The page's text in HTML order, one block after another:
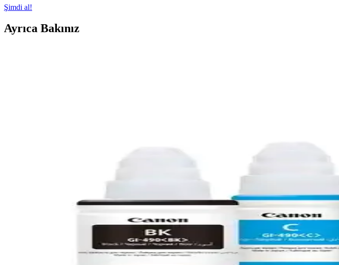
Şimdi al!
Ayrıca Bakınız
Canon 1240C002CRG-045 M kırmızı toner, canlı renkler ve yüksek baskı kalitesi ile ofis ve profesyonel
MG3550 Kartuş: Canon MG3550 Yazıcılar için Yüksek Performans ve Kaliteli
MG3550 kartuş, Canon MG3550 yazıcılar için yüksek baskı kalitesi, dayanıklılık ve kolay kullanım
Canon 3010 Yazıcı İncelemesi: Kompakt ve Ekonomik Ofis Baskı Çözümü
Canon 3010 yazıcı, kompakt tasarımı, yüksek baskı kalitesi ve uygun maliyetiyle ev ve küçük ofis
Canon MG2551S: Ekonomik ve Çok Fonksiyonlu Yazıcı Çözümü Ev ve Küçük